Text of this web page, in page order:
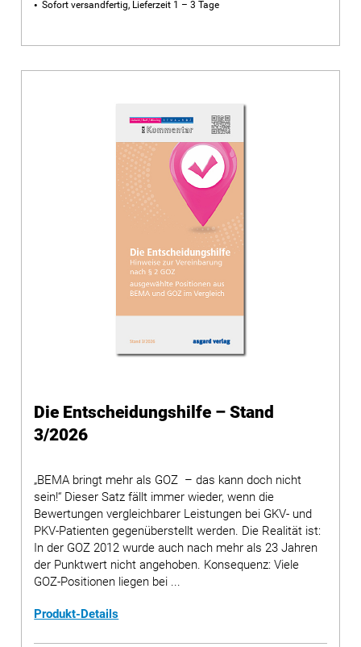
Sofort versandfertig, Lieferzeit 1 – 3 Tage
Die Entscheidungshilfe – Stand
3/2026
„BEMA bringt mehr als GOZ – das kann doch nicht
sein!“ Dieser Satz fällt immer wieder, wenn die
Bewertungen vergleichbarer Leistungen bei GKV- und
PKV-Patienten gegenüberstellt werden. Die Realität ist:
In der GOZ 2012 wurde auch nach mehr als 23 Jahren
der Punktwert nicht angehoben. Konsequenz: Viele
GOZ-Positionen liegen bei ...
Produkt-Details